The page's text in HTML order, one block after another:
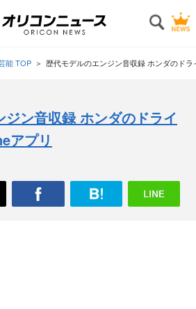
能 TOP 歴代モデルのエンジン音収録 ホンダのド
ジン音収録 ホンダのドライ
アプリ